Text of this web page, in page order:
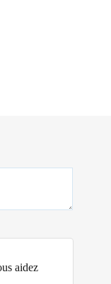
aidez